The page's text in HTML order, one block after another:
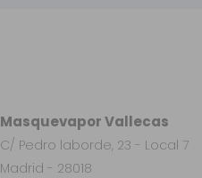
Masquevapor Vallecas
C/ Pedro laborde, 23 - Local 7
Madrid - 28018